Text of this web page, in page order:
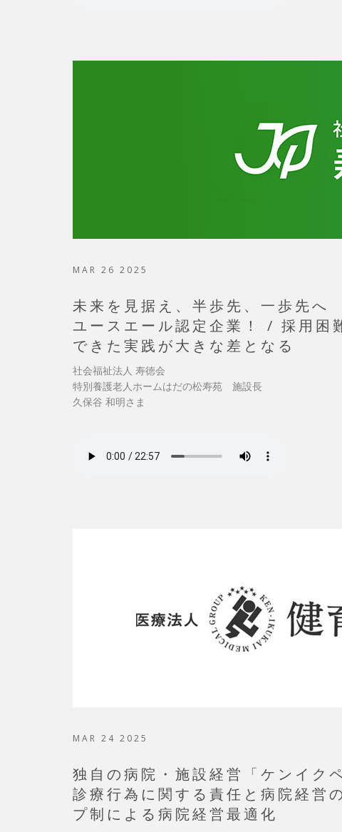
MAR 26 2025
未来を見据え、半歩先、一歩先へ
ユースエール認定企業！ / 採用困
できた実践が大きな差となる
社会福祉法人 寿徳会
特別養護老人ホームはだの松寿苑 施設長
久保谷 和明さま
MAR 24 2025
独自の病院・施設経営「ケンイク
診療行為に関する責任と病院経営
プ制による病院経営最適化